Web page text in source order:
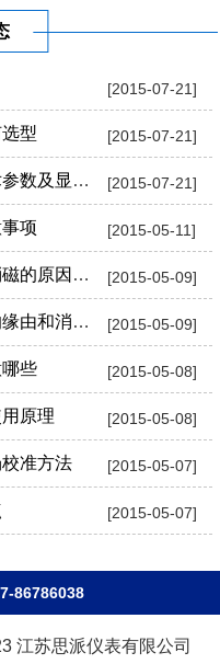
[2015-07-21]
[2015-07-21]
型
[2015-07-21]
显著特点
[2015-05-11]
项
[2015-05-09]
因及解决
[2015-05-09]
消除办法
[2015-05-08]
些
[2015-05-08]
原理
[2015-05-07]
准方法
[2015-05-07]
86786038
江苏思派仪表有限公司